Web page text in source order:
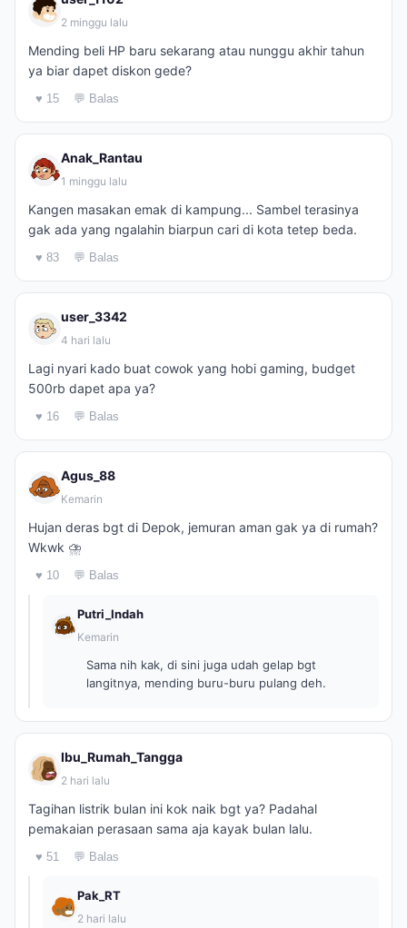
2 minggu lalu
Mending beli HP baru sekarang atau nunggu akhir tahun
ya biar dapet diskon gede?
♥ 15 💬 Balas
Anak_Rantau
1 minggu lalu
Kangen masakan emak di kampung... Sambel terasinya
gak ada yang ngalahin biarpun cari di kota tetep beda.
♥ 83 💬 Balas
user_3342
4 hari lalu
Lagi nyari kado buat cowok yang hobi gaming, budget
500rb dapet apa ya?
♥ 16 💬 Balas
Agus_88
Kemarin
Hujan deras bgt di Depok, jemuran aman gak ya di rumah?
Wkwk ⛈️
♥ 10 💬 Balas
Putri_Indah
Kemarin
Sama nih kak, di sini juga udah gelap bgt
langitnya, mending buru-buru pulang deh.
Ibu_Rumah_Tangga
2 hari lalu
Tagihan listrik bulan ini kok naik bgt ya? Padahal
pemakaian perasaan sama aja kayak bulan lalu.
♥ 51 💬 Balas
Pak_RT
2 hari lalu